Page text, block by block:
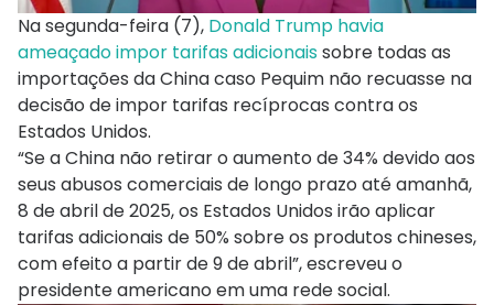
Na segunda-feira (7), Donald Trump havia
ameaçado impor tarifas adicionaissobre todas as
importações da China caso Pequim não recuasse na
decisão de impor tarifas recíprocas contra os
Estados Unidos.
“Se a China não retirar o aumento de 34% devido aos
seus abusos comerciais de longo prazo até amanhã,
8 de abril de 2025, os Estados Unidos irão aplicar
tarifas adicionais de 50% sobre os produtos chineses,
com efeito a partir de 9 de abril”, escreveu o
presidente americano em uma rede social.